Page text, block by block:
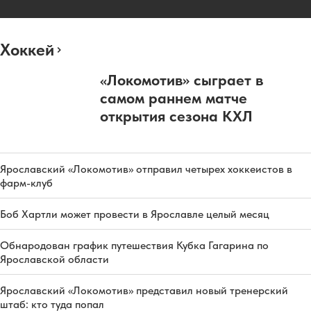
Хоккей
«Локомотив» сыграет в
самом раннем матче
открытия сезона КХЛ
Ярославский «Локомотив» отправил четырех хоккеистов в
фарм-клуб
Боб Хартли может провести в Ярославле целый месяц
Обнародован график путешествия Кубка Гагарина по
Ярославской области
Ярославский «Локомотив» представил новый тренерский
штаб: кто туда попал